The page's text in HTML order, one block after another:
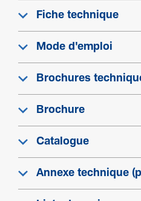
Configuration
Avec trai­te­ment anti­bac­té­rien
Produit compatible avec
Fiche technique
Mode d'emploi
Brochures
Brochure
Catalogue
Annexe technique